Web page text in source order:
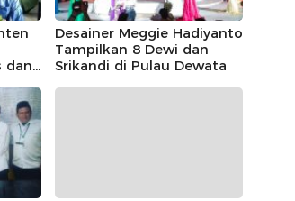
dan
Desainer Meggie Hadiyanto
Tampilkan 8 Dewi dan
Srikandi di Pulau Dewata